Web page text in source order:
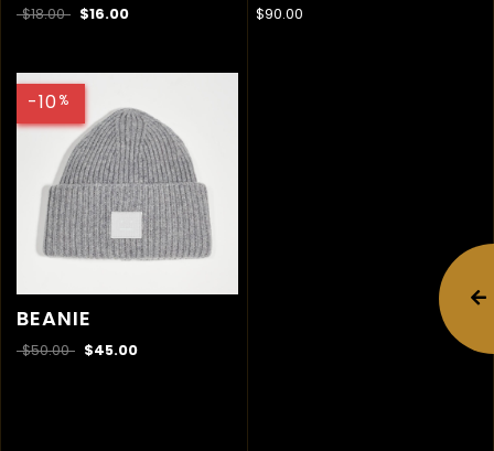
$18.00 $16.00 $90.00
-10%
BEANIE
$50.00 $45.00